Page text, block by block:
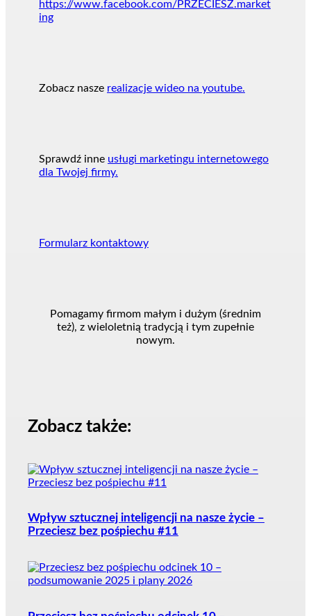
https://www.facebook.com/PRZECIESZ.market
ing
Zobacz nasze realizacje wideo na youtube.
Sprawdź inne usługi marketingu internetowego
dla Twojej firmy.
Formularz kontaktowy
Pomagamy firmom małym i dużym (średnim
też), z wieloletnią tradycją i tym zupełnie
nowym.
Zobacz także:
Wpływ sztucznej inteligencji na nasze życie –
Przeciesz bez pośpiechu #11